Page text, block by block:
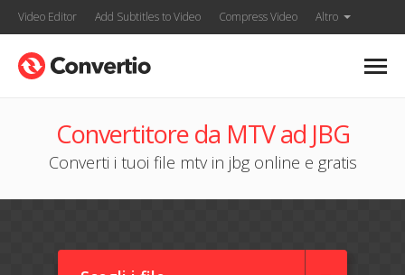
Video Editor Add Subtitles to Video Compress Video Altro
Convertitore da MTV ad JBG
Converti i tuoi file mtv in jbg online e gratis